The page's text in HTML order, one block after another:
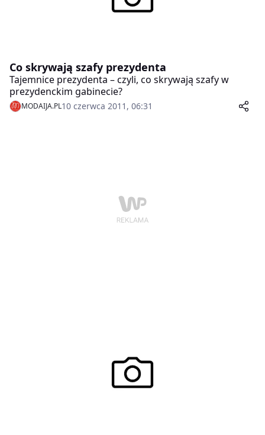
Co skrywają szafy prezydenta
Tajemnice prezydenta – czyli, co skrywają szafy w
prezydenckim gabinecie?
MODAIJA.PL10 czerwca 2011, 06:31